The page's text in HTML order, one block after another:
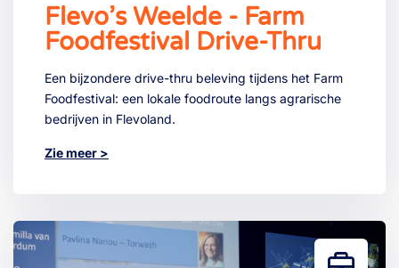
Flevo’s Weelde - Farm
Foodfestival Drive-Thru
Een bijzondere drive-thru beleving tijdens het Farm
Foodfestival: een lokale foodroute langs agrarische
bedrijven in Flevoland.
Zie meer >